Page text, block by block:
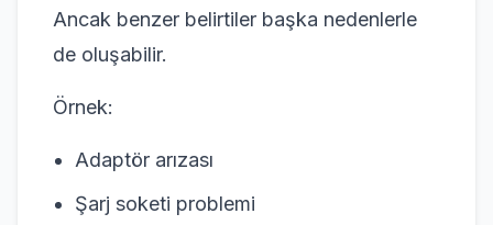
Ancak benzer belirtiler başka nedenlerle
de oluşabilir.
Örnek:
Adaptör arızası
Şarj soketi problemi